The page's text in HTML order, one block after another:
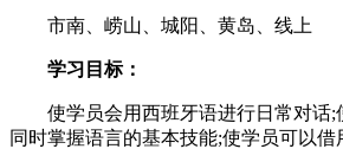
市南、崂山、城阳、黄岛、线上
学习目标：
使学员会用西班牙语进行日常对话;
同时掌握语言的基本技能;使学员可以